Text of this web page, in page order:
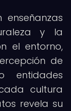
y la
el entorno,
de
entidades
cultura
revela su